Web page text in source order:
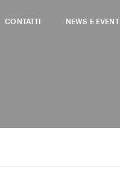
CONTATTI NEWS E EVENTI